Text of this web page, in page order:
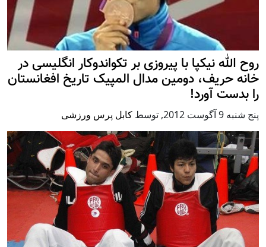
روح الله نیکپا با پیروزی بر تکواندوکار انگلیسی در
خانه حریف، دومین مدال المپیک تاریخ افغانستان
را بدست آورد!
پنج شنبه 9 آگوست 2012 , توسط کابل پرس ورزشی